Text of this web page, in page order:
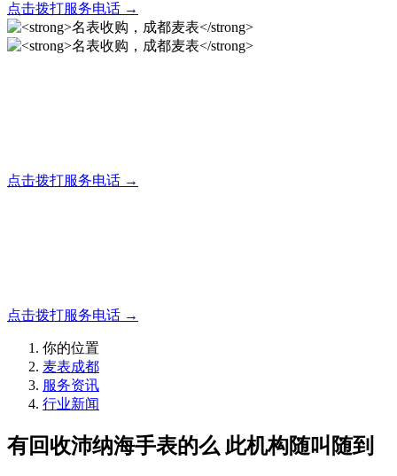
点击拨打服务电话 →
点击拨打服务电话 →
点击拨打服务电话 →
你的位置
麦表成都
服务资讯
行业新闻
有回收沛纳海手表的么 此机构随叫随到